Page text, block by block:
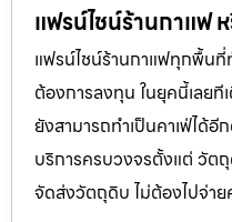
แฟรน์ไชน์ร้านกาแฟ
แฟรน์ไชน์ร้านกาแฟทุกพื้นที่
ต้องการลงทุน ในยุคนี้เลยที
ยังสามารถทำเป็นคาเฟ่ได้อี
บริการครบวงจรตั้งแต่ วัต
จัดส่งวัตถุดิบ ไม่ต้องไปจ่าย